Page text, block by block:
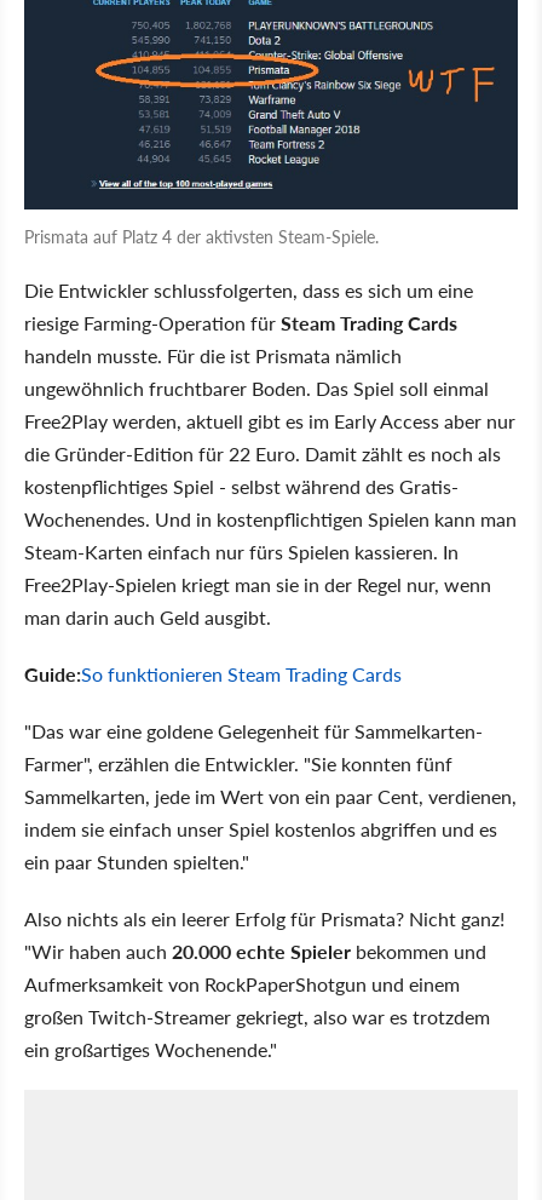
Prismata auf Platz 4 der aktivsten Steam-Spiele.
Die Entwickler schlussfolgerten, dass es sich um eine
riesige Farming-Operation fürSteam Trading Cards
handeln musste. Für die ist Prismata nämlich
ungewöhnlich fruchtbarer Boden. Das Spiel soll einmal
Free2Play werden, aktuell gibt es im Early Access aber nur
die Gründer-Edition für 22 Euro. Damit zählt es noch als
kostenpflichtiges Spiel - selbst während des Gratis-
Wochenendes. Und in kostenpflichtigen Spielen kann man
Steam-Karten einfach nur fürs Spielen kassieren. In
Free2Play-Spielen kriegt man sie in der Regel nur, wenn
man darin auch Geld ausgibt.
Guide:So funktionieren Steam Trading Cards
"Das war eine goldene Gelegenheit für Sammelkarten-
Farmer", erzählen die Entwickler. "Sie konnten fünf
Sammelkarten, jede im Wert von ein paar Cent, verdienen,
indem sie einfach unser Spiel kostenlos abgriffen und es
ein paar Stunden spielten."
Also nichts als ein leerer Erfolg für Prismata? Nicht ganz!
"Wir haben auch 20.000 echte Spieler bekommen und
Aufmerksamkeit von RockPaperShotgun und einem
großen Twitch-Streamer gekriegt, also war es trotzdem
ein großartiges Wochenende."